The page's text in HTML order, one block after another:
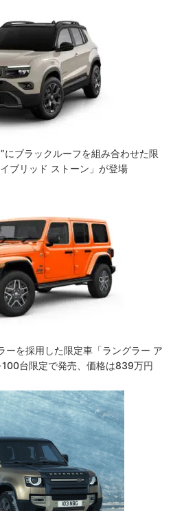
にブラックルーフを組み合わせた限
ブリッド ストーン」が登場
ーを採用した限定車「ラングラー ア
台限定で発売、価格は839万円